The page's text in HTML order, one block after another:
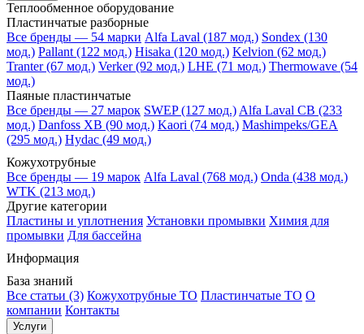
Теплообменное оборудование
Пластинчатые разборные
Все бренды — 54 марки Alfa Laval (187 мод.) Sondex (130
мод.) Pallant (122 мод.) Hisaka (120 мод.) Kelvion (62 мод.)
Tranter (67 мод.) Verker (92 мод.) LHE (71 мод.) Thermowave (54
мод.)
Паяные пластинчатые
Все бренды — 27 марок SWEP (127 мод.) Alfa Laval CB (233
мод.) Danfoss XB (90 мод.) Kaori (74 мод.) Mashimpeks/GEA
(295 мод.) Hydac (49 мод.)
Кожухотрубные
Все бренды — 19 марок Alfa Laval (768 мод.) Onda (438 мод.)
WTK (213 мод.)
Другие категории
Пластины и уплотнения Установки промывки Химия для
промывки Для бассейна
Информация
База знаний
Все статьи (3) Кожухотрубные ТО Пластинчатые ТО О
компании Контакты
Услуги